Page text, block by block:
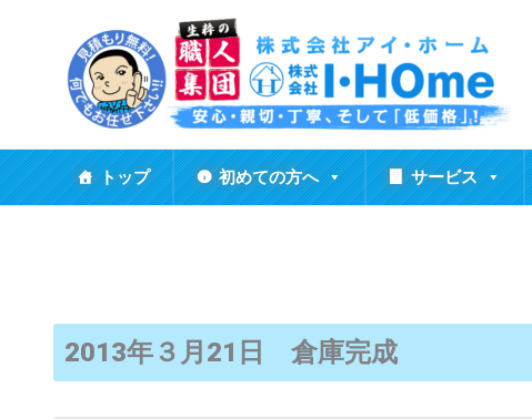
ッ
プ
トップ 初めての方へ サービス
2013年３月21日 倉庫完成